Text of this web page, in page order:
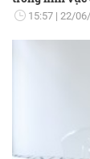
15:57 22/